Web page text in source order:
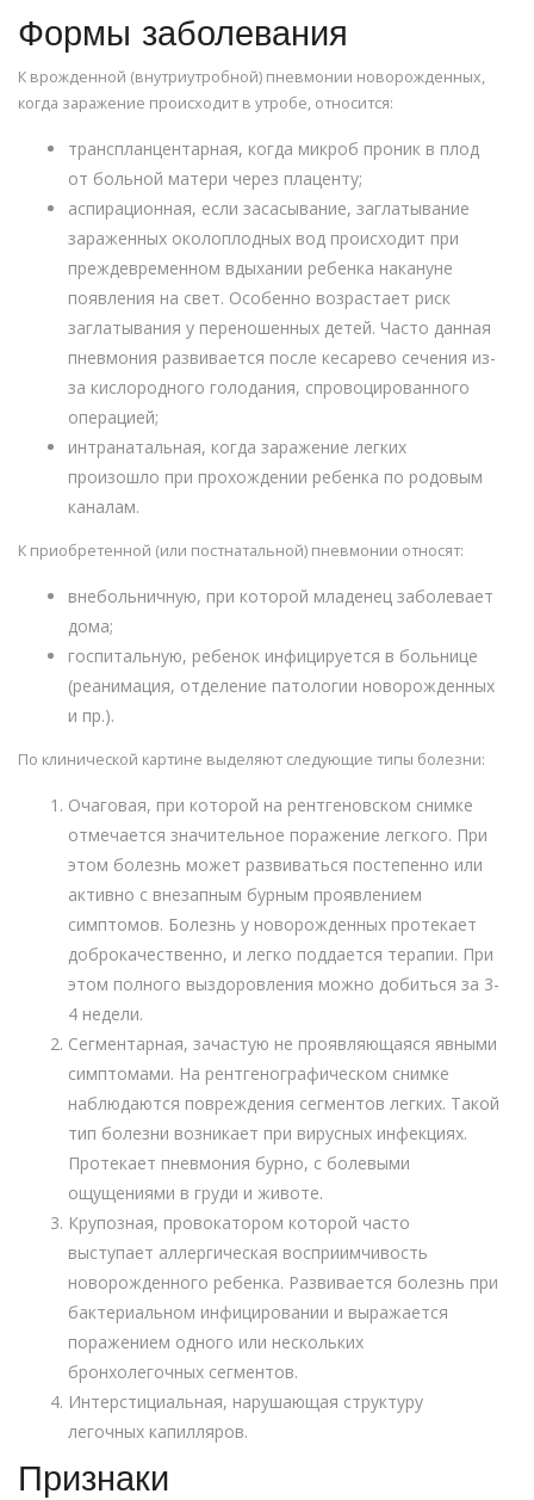
Формы заболевания
К врожденной (внутриутробной) пневмонии новорожденных,
когда заражение происходит в утробе, относится:
транспланцентарная, когда микроб проник в плод
от больной матери через плаценту;
аспирационная, если засасывание, заглатывание
зараженных околоплодных вод происходит при
преждевременном вдыхании ребенка накануне
появления на свет. Особенно возрастает риск
заглатывания у переношенных детей. Часто данная
пневмония развивается после кесарево сечения из-
за кислородного голодания, спровоцированного
операцией;
интранатальная, когда заражение легких
произошло при прохождении ребенка по родовым
каналам.
К приобретенной (или постнатальной) пневмонии относят:
внебольничную, при которой младенец заболевает
дома;
госпитальную, ребенок инфицируется в больнице
(реанимация, отделение патологии новорожденных
и пр.).
По клинической картине выделяют следующие типы болезни:
Очаговая, при которой на рентгеновском снимке
отмечается значительное поражение легкого. При
этом болезнь может развиваться постепенно или
активно с внезапным бурным проявлением
симптомов. Болезнь у новорожденных протекает
доброкачественно, и легко поддается терапии. При
этом полного выздоровления можно добиться за 3-
4 недели.
Сегментарная, зачастую не проявляющаяся явными
симптомами. На рентгенографическом снимке
наблюдаются повреждения сегментов легких. Такой
тип болезни возникает при вирусных инфекциях.
Протекает пневмония бурно, с болевыми
ощущениями в груди и животе.
Крупозная, провокатором которой часто
выступает аллергическая восприимчивость
новорожденного ребенка. Развивается болезнь при
бактериальном инфицировании и выражается
поражением одного или нескольких
бронхолегочных сегментов.
Интерстициальная, нарушающая структуру
легочных капилляров.
Признаки